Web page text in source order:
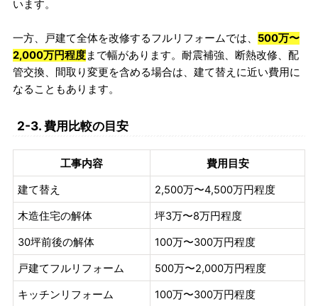
います。
一方、戸建て全体を改修するフルリフォームでは、 500万〜
2,000万円程度まで幅があります。耐震補強、断熱改修、配
管交換、間取り変更を含める場合は、建て替えに近い費用に
なることもあります。
2-3. 費用比較の目安
工事内容 費用目安
建て替え 2,500万〜4,500万円程度
木造住宅の解体 坪3万〜8万円程度
30坪前後の解体 100万〜300万円程度
戸建てフルリフォーム 500万〜2,000万円程度
キッチンリフォーム 100万〜300万円程度